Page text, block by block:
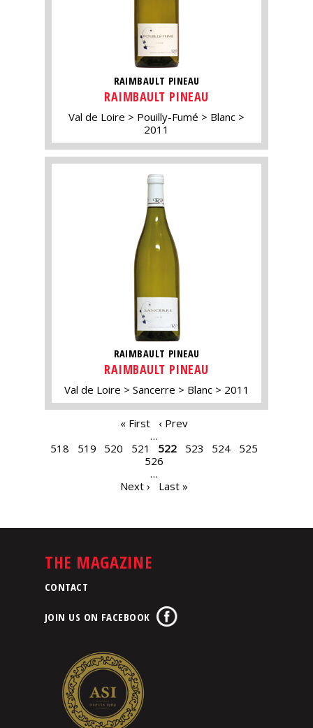
RAIMBAULT PINEAU
RAIMBAULT PINEAU
Val de Loire Pouilly-Fumé
Blanc
2011
RAIMBAULT PINEAU
RAIMBAULT PINEAU
Val de Loire Sancerre Blanc 2011
« First
‹ Prev
…
518
519 520 521 522 523 524
525
526
…
Next ›
Last »
THE MAGAZINE
CONTACT
JOIN US ON FACEBOOK